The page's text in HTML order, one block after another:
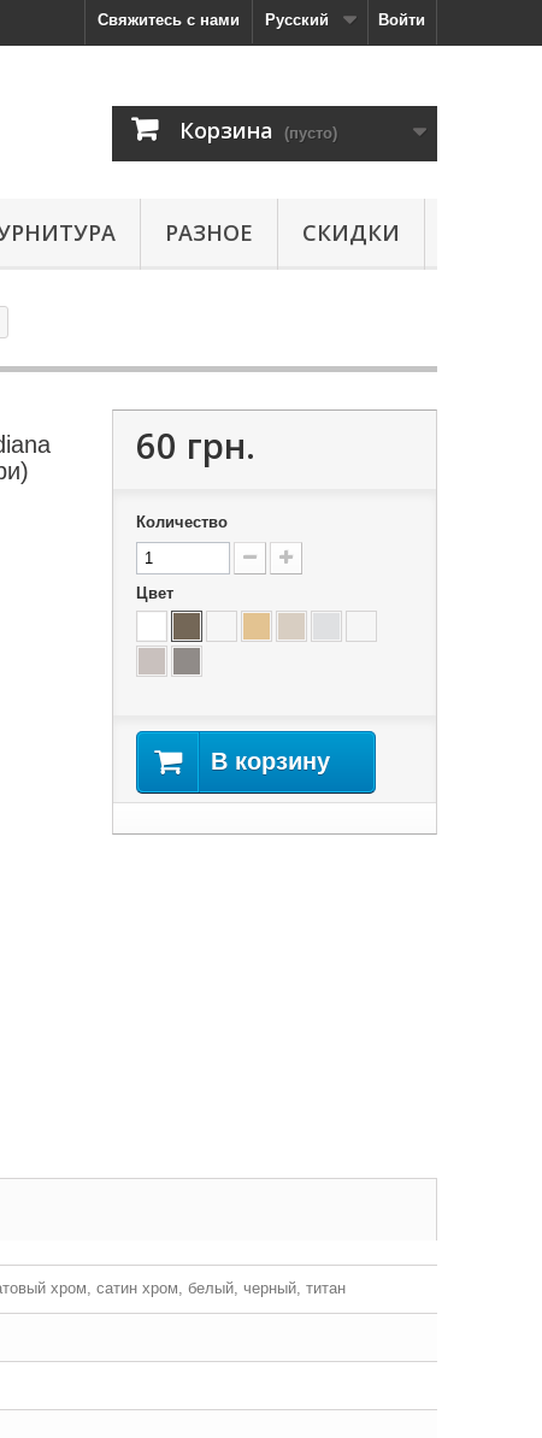
Войти
Русский
Свяжитесь с нами
Корзина (пусто)
РАЗНОЕ СКИДКИ
60 грн.
Количество
Цвет
В корзину
хром, сатин хром, белый, черный, титан